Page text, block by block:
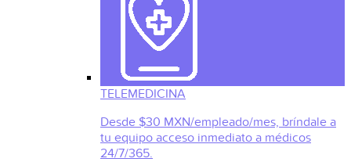
TELEMEDICINA
Desde $30 MXN/empleado/mes, bríndale a
tu equipo acceso inmediato a médicos
24/7/365.